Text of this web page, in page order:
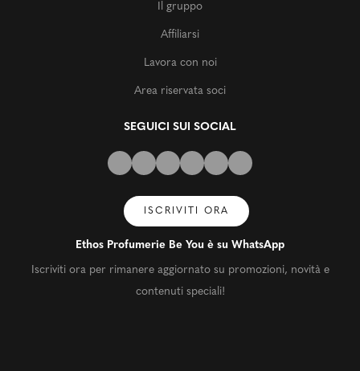
Il gruppo
Affiliarsi
Lavora con noi
Area riservata soci
SEGUICI SUI SOCIAL
ISCRIVITI ORA
Ethos Profumerie Be You è su WhatsApp
Iscriviti ora per rimanere aggiornato su promozioni, novità e
contenuti speciali!